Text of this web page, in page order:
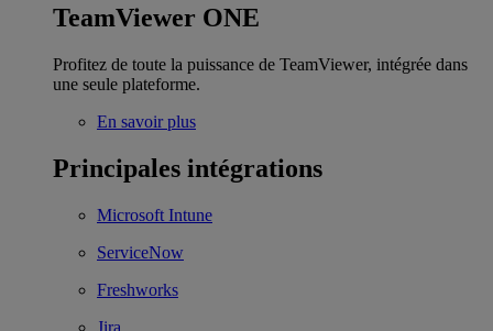
TeamViewer ONE
Profitez de toute la puissance de TeamViewer, intégrée dans
une seule plateforme.
En savoir plus
Principales intégrations
Microsoft Intune
ServiceNow
Freshworks